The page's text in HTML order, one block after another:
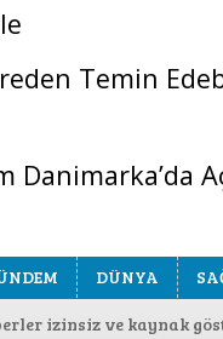
Temin
DÜNYA
izinsiz ve kaynak